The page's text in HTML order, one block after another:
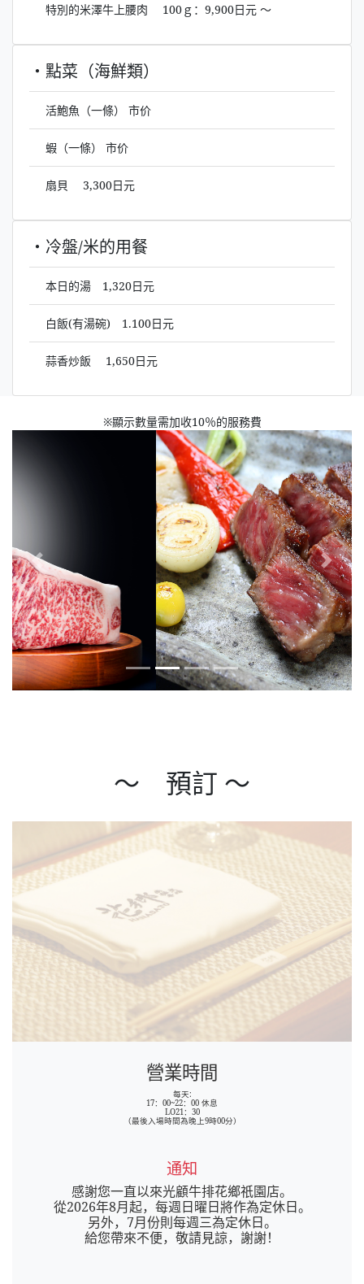
特別的米澤牛上腰肉 100ｇ：9,900日元 ～
・點菜（海鮮類）
活鮑魚（一條） 市价
蝦（一條） 市价
扇貝 3,300日元
・冷盤/米的用餐
本日的湯 1,320日元
白飯(有湯碗) 1.100日元
蒜香炒飯 1,650日元
※顯示數量需加收10％的服務費
Previous Next
～ 預訂 ～
營業時間
每天:
17：00~22：00 休息
LO21：30
（最後入場時間為晚上9時00分）
通知
感謝您一直以來光顧牛排花鄉祇園店。
從2026年8月起，每週日曜日將作為定休日。
另外，7月份則每週三為定休日。
給您帶來不便，敬請見諒，謝謝！